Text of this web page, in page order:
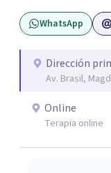
Dialéctica
Familia y Pareja.
WhatsApp
Dirección
Av. Brasil,
Online
Terapia online